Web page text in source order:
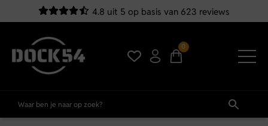
4.8 uit 5 op basis van 623 reviews
0